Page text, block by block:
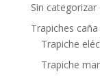
Sin categorizar
Trapiches
Trapiche
Trapiche